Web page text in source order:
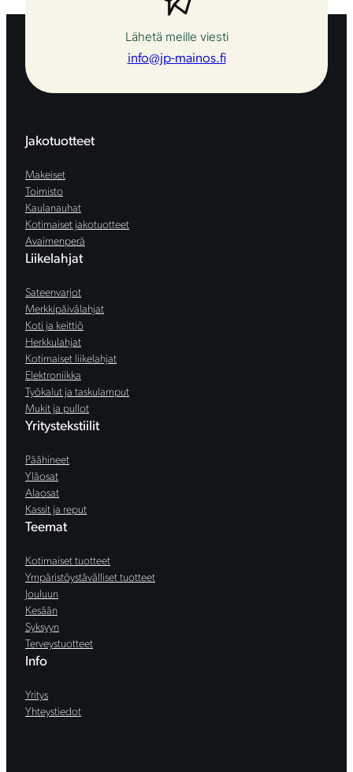
Lähetä meille viesti
info@jp-mainos.fi
Jakotuotteet
Makeiset
Toimisto
Kaulanauhat
Kotimaiset jakotuotteet
Avaimenperä
Liikelahjat
Sateenvarjot
Merkkipäivälahjat
Koti ja keittiö
Herkkulahjat
Kotimaiset liikelahjat
Elektroniikka
Työkalut ja taskulamput
Mukit ja pullot
Yritystekstiilit
Päähineet
Yläosat
Alaosat
Kassit ja reput
Teemat
Kotimaiset tuotteet
Ympäristöystävälliset tuotteet
Jouluun
Kesään
Syksyyn
Terveystuotteet
Info
Yritys
Yhteystiedot